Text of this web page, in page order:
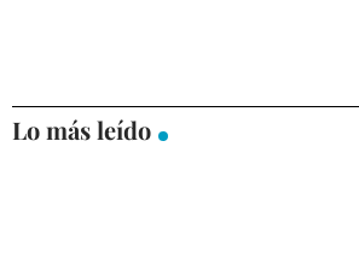
Lo más leído